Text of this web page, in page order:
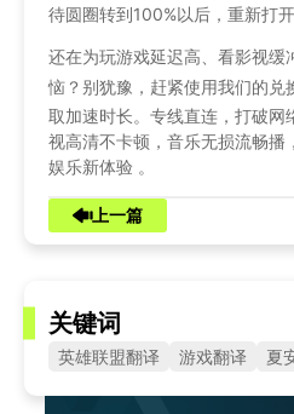
待圆圈转到100%以后，重新打
还在为玩游戏延迟高、看影视缓
恼？别犹豫，赶紧使用我们的兑
取加速时长。专线直连，打破网
视高清不卡顿，音乐无损流畅播
娱乐新体验 。
上一篇
关键词
英雄联盟翻译 游戏翻译 夏